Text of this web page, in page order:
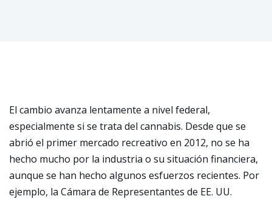
El cambio avanza lentamente a nivel federal,
especialmente si se trata del cannabis. Desde que se
abrió el primer mercado recreativo en 2012, no se ha
hecho mucho por la industria o su situación financiera,
aunque se han hecho algunos esfuerzos recientes. Por
ejemplo, la Cámara de Representantes de EE. UU.